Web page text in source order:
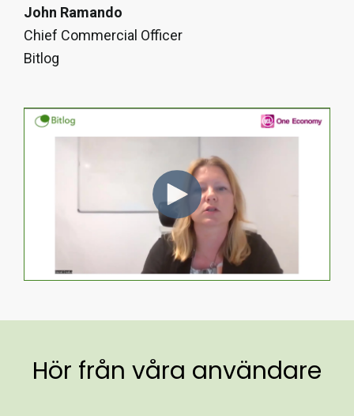
John Ramando
Chief Commercial Officer
Bitlog
Hör från våra användare